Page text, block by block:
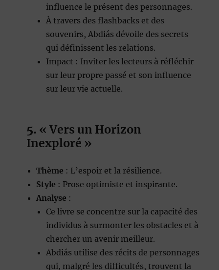
influence le présent des personnages.
À travers des flashbacks et des
souvenirs, Abdiás dévoile des secrets
qui définissent les relations.
Impact : Inviter les lecteurs à réfléchir
sur leur propre passé et son influence
sur leur vie actuelle.
5. « Vers un Horizon
Inexploré »
Thème : L’espoir et la résilience.
Style : Prose optimiste et inspirante.
Analyse :
Ce livre se concentre sur la capacité des
individus à surmonter les obstacles et à
chercher un avenir meilleur.
Abdiás utilise des récits de personnages
qui, malgré les difficultés, trouvent la